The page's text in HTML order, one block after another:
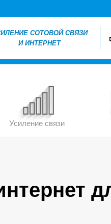
СОТОВОЙ СВЯЗИ
И ИНТЕРНЕТ
Усиление связи